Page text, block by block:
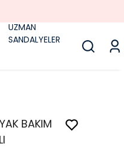
UZMAN
SANDALYELER
BAKIM